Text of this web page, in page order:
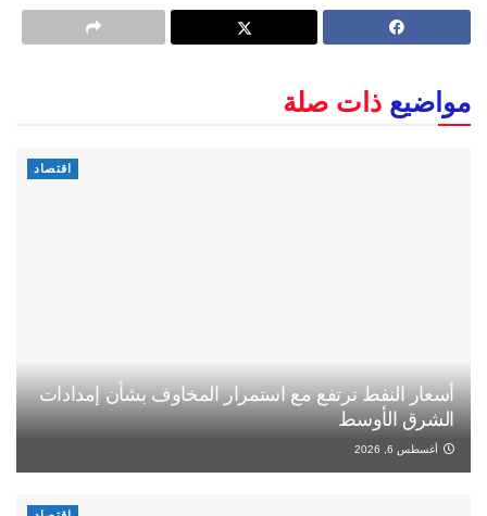
مواضيع ذات صلة
اقتصاد
أسعار النفط ترتفع مع استمرار المخاوف بشأن إمدادات
الشرق الأوسط
أغسطس 6, 2026